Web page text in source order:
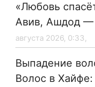
«Любовь
Авив, Ашдод —
августа 2026, 0:33,
Выпадение
Волос в